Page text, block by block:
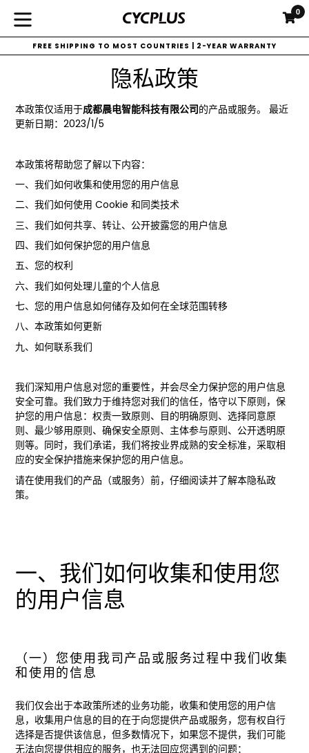
content
expand/collapse
0
FREE SHIPPING TO MOST COUNTRIES | 2-YEAR WARRANTY
隐私政策
本政策仅适用于成都晨电智能科技有限公司的产品或服务。 最近
更新日期：2023/1/5
本政策将帮助您了解以下内容：
一、我们如何收集和使用您的用户信息
二、我们如何使用 Cookie 和同类技术
三、我们如何共享、转让、公开披露您的用户信息
四、我们如何保护您的用户信息
五、您的权利
六、我们如何处理儿童的个人信息
七、您的用户信息如何储存及如何在全球范围转移
八、本政策如何更新
九、如何联系我们
我们深知用户信息对您的重要性，并会尽全力保护您的用户信息
安全可靠。我们致力于维持您对我们的信任，恪守以下原则，保
护您的用户信息：权责一致原则、目的明确原则、选择同意原
则、最少够用原则、确保安全原则、主体参与原则、公开透明原
则等。同时，我们承诺，我们将按业界成熟的安全标准，采取相
应的安全保护措施来保护您的用户信息。
请在使用我们的产品（或服务）前，仔细阅读并了解本隐私政
策。
一、我们如何收集和使用您
的用户信息
（一）您使用我司产品或服务过程中我们收集
和使用的信息
我们仅会出于本政策所述的业务功能，收集和使用您的用户信
息，收集用户信息的目的在于向您提供产品或服务，您有权自行
选择是否提供该信息，但多数情况下，如果您不提供，我们可能
无法向您提供相应的服务，也无法回应您遇到的问题：